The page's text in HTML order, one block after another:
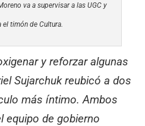
va a supervisar a las UGC y
el timón de Cultura.
y reforzar algunas
Sujarchuk reubicó a dos
más íntimo. Ambos
equipo de gobierno